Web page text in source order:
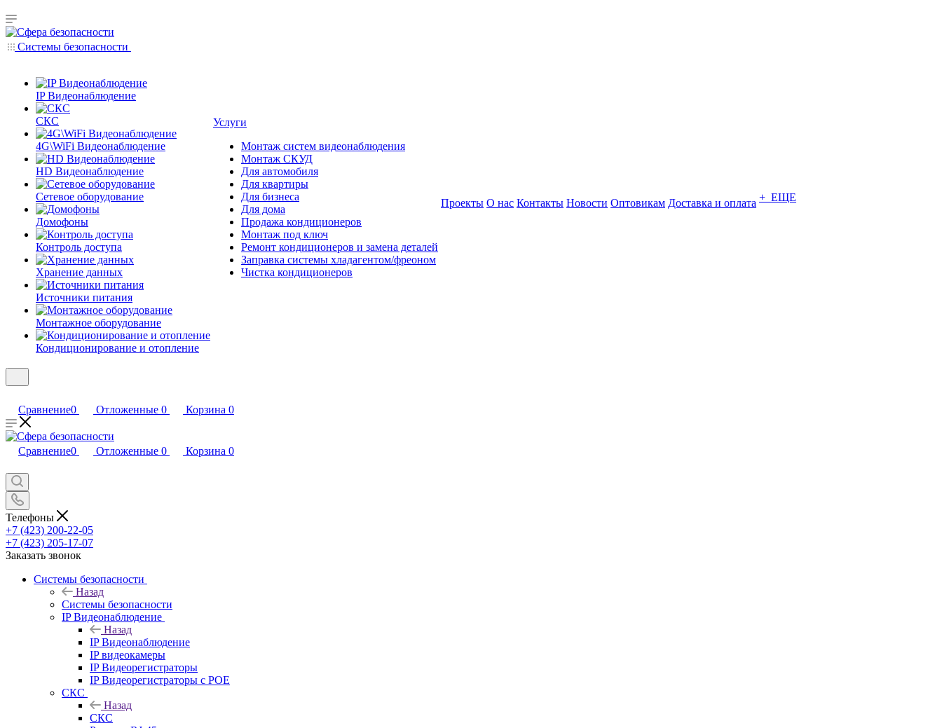
Системы безопасности
IP Видеонаблюдение
СКС
4G\WiFi Видеонаблюдение
HD Видеонаблюдение
Сетевое оборудование
Домофоны
Контроль доступа
Хранение данных
Источники питания
Монтажное оборудование
Кондиционирование и отопление
Услуги
Монтаж систем видеонаблюдения
Монтаж СКУД
Для автомобиля
Для квартиры
Для бизнеса
Для дома
Продажа кондиционеров
Монтаж под ключ
Ремонт кондиционеров и замена деталей
Заправка системы хладагентом/фреоном
Чистка кондиционеров
Проекты О нас Контакты Новости Оптовикам Доставка и оплата + ЕЩЕ
Сравнение0 Отложенные 0 Корзина 0
Сравнение0 Отложенные 0 Корзина 0
Телефоны
+7 (423) 200-22-05
+7 (423) 205-17-07
Заказать звонок
Системы безопасности
Назад
Системы безопасности
IP Видеонаблюдение
Назад
IP Видеонаблюдение
IP видеокамеры
IP Видеорегистраторы
IP Видеорегистраторы с POE
СКС
Назад
СКС